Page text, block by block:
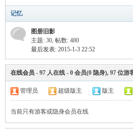
沙
记忆
图册旧影
主题: 30, 帖数: 480
最后发表: 2015-1-3 22:52
在线会员 - 97 人在线 - 0 会员(0 隐身), 97 位游
管理员 超级版主 版主
当前只有游客或隐身会员在线